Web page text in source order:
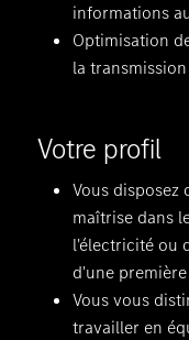
informations
Optimisation
la
Votre profil
Vous disposez
maîtrise dans
l'électricité ou
d'une
Vous vous
travailler en